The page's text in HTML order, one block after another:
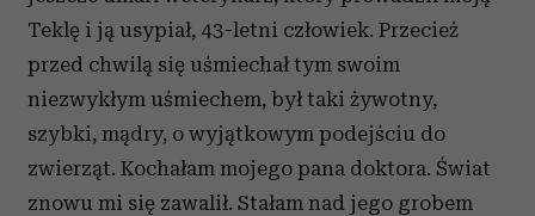
społecznościowym, reklamowym i analitycznym.
Partnerzy mogą połączyć te informacje z innymi danymi
otrzymanymi od Ciebie lub uzyskanymi podczas
korzystania z ich usług.
Teklę i ją usypiał, 43-letni człowiek. Przecież
przed chwilą się uśmiechał tym swoim
niezwykłym uśmiechem, był taki żywotny,
szybki, mądry, o wyjątkowym podejściu do
zwierząt. Kochałam mojego pana doktora. Świat
znowu mi się zawalił. Stałam nad jego grobem